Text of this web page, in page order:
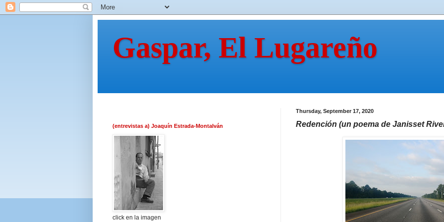
Gaspar, El Lugareño
Thursday, September 17, 2020
Redención (un poema de Janisset
(entrevistas a) Joaquín Estrada-Montalván
click en la imagen